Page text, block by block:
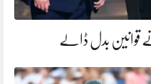
قوانین بدل ڈالے